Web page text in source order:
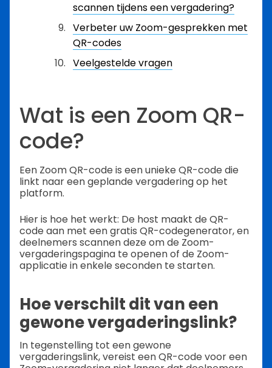
scannen tijdens een vergadering?
Verbeter uw Zoom-gesprekken met
QR-codes
Veelgestelde vragen
Wat is een Zoom QR-
code?
Een Zoom QR-code is een unieke QR-code die
linkt naar een geplande vergadering op het
platform.
Hier is hoe het werkt: De host maakt de QR-
code aan met een gratis QR-codegenerator, en
deelnemers scannen deze om de Zoom-
vergaderingspagina te openen of de Zoom-
applicatie in enkele seconden te starten.
Hoe verschilt dit van een
gewone vergaderingslink?
In tegenstelling tot een gewone
vergaderingslink, vereist een QR-code voor een